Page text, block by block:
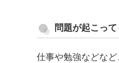
問題が起こっ
仕事や勉強などな